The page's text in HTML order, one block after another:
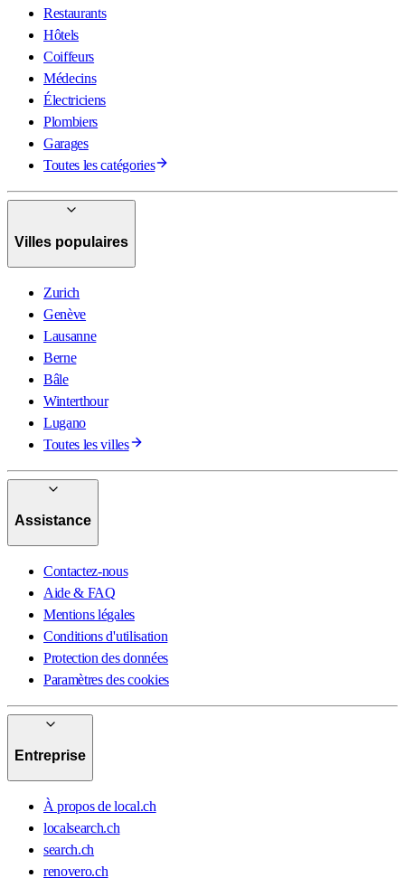
Restaurants
Hôtels
Coiffeurs
Médecins
Électriciens
Plombiers
Garages
Toutes les catégories
Villes populaires
Zurich
Genève
Lausanne
Berne
Bâle
Winterthour
Lugano
Toutes les villes
Assistance
Contactez-nous
Aide & FAQ
Mentions légales
Conditions d'utilisation
Protection des données
Paramètres des cookies
Entreprise
À propos de local.ch
localsearch.ch
search.ch
renovero.ch